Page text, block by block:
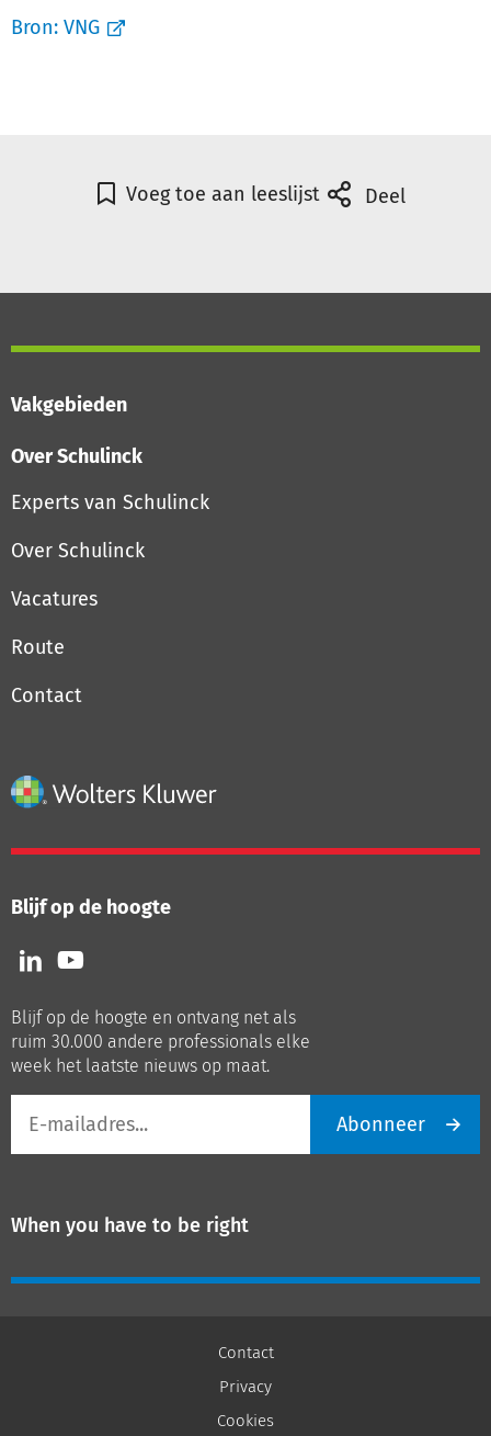
Bron: VNG
Voeg toe aan leeslijst Deel
Vakgebieden
Over Schulinck
Experts van Schulinck
Over Schulinck
Vacatures
Route
Contact
Blijf op de hoogte
Volg
ons
LinkedIn
Volg
ons
Youtube
Blijf op de hoogte en ontvang net als
ruim 30.000 andere professionals elke
week het laatste nieuws op maat.
mailadres
Abonneer
When you have to be right
Contact
Privacy
Cookies